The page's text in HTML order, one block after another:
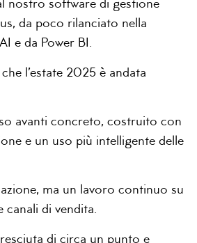
nostro software di gestione
da poco rilanciato nella
e da Power BI.
l’estate 2025 è andata
avanti concreto, costruito con
e un uso più intelligente delle
ma un lavoro continuo su
canali di vendita.
di circa un punto e